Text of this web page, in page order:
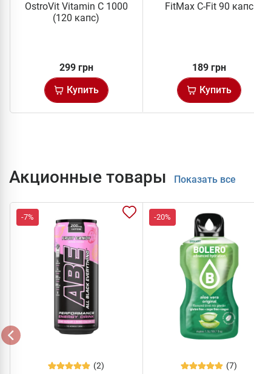
OstroVit Vitamin C 1000
(120 капс)
299 грн
Купить
FitMax C-Fit 90 капс
189 грн
Купить
Акционные товары Показать все
-7%
(2)
-20%
(7)